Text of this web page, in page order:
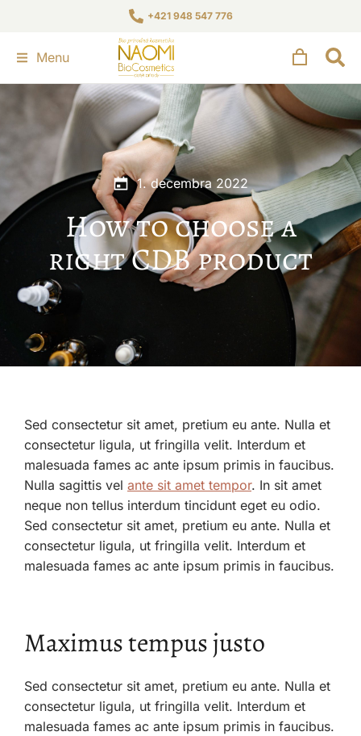
+421 948 547 776
Menu
1. decembra 2022
How to choose a
right CDB product
Sed consectetur sit amet, pretium eu ante. Nulla et
consectetur ligula, ut fringilla velit. Interdum et
malesuada fames ac ante ipsum primis in faucibus.
Nulla sagittis vel ante sit amet tempor. In sit amet
neque non tellus interdum tincidunt eget eu odio.
Sed consectetur sit amet, pretium eu ante. Nulla et
consectetur ligula, ut fringilla velit. Interdum et
malesuada fames ac ante ipsum primis in faucibus.
Maximus tempus justo
Sed consectetur sit amet, pretium eu ante. Nulla et
consectetur ligula, ut fringilla velit. Interdum et
malesuada fames ac ante ipsum primis in faucibus.